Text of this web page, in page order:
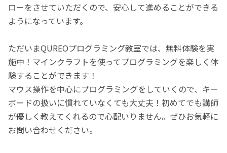
ローをさせていただくので、安心して進めることができる
ようになっています。
ただいまQUREOプログラミング教室では、無料体験を実
施中！マインクラフトを使ってプログラミングを楽しく体
験することができます！
マウス操作を中心にプログラミングをしていくので、キー
ボードの扱いに慣れていなくても大丈夫！初めてでも講師
が優しく教えてくれるので心配いりません。ぜひお気軽に
お問い合わせください。